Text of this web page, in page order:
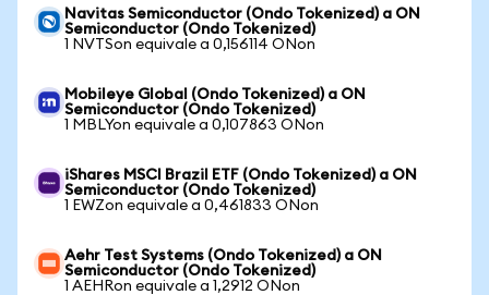
Navitas Semiconductor (Ondo Tokenized) a ON
Semiconductor (Ondo Tokenized)
1 NVTSon equivale a 0,156114 ONon
Mobileye Global (Ondo Tokenized) a ON
Semiconductor (Ondo Tokenized)
1 MBLYon equivale a 0,107863 ONon
iShares MSCI Brazil ETF (Ondo Tokenized) a ON
Semiconductor (Ondo Tokenized)
1 EWZon equivale a 0,461833 ONon
Aehr Test Systems (Ondo Tokenized) a ON
Semiconductor (Ondo Tokenized)
1 AEHRon equivale a 1,2912 ONon